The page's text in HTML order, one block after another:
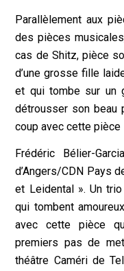
Parallèlement aux
des pièces
cas de Shitz, pièce
d’une grosse fille
et qui tombe sur un
détrousser son beau
coup avec cette pièce
Frédéric Bélier-
d’Angers/CDN Pays
et Leidental ». Un
qui tombent
avec cette pièce
premiers pas de
théâtre Caméri de